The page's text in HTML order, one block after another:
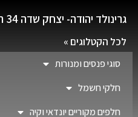
גרינולד יהודה- יצחק שדה 34 ת"א
לכל הקטלוגים »
סוגי פנסים ומנורות
חלקי חשמל
חלפים מקוריים יונדאי וקיה